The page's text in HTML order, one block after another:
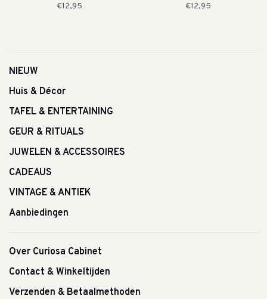
€12,95 €12,95
NIEUW
Huis & Décor
TAFEL & ENTERTAINING
GEUR & RITUALS
JUWELEN & ACCESSOIRES
CADEAUS
VINTAGE & ANTIEK
Aanbiedingen
Over Curiosa Cabinet
Contact & Winkeltijden
Verzenden & Betaalmethoden